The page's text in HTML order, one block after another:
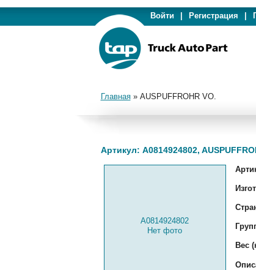
Войти Регистрация
Главная» AUSPUFFROHR VO.
Артикул: A0814924802,
A0814924802
Нет фото
Вес